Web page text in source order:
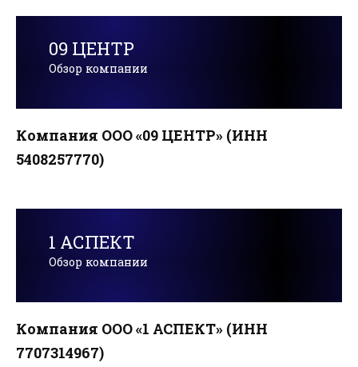
09 ЦЕНТР
Обзор компании
Компания ООО «09 ЦЕНТР» (ИНН
5408257770)
1 АСПЕКТ
Обзор компании
Компания ООО «1 АСПЕКТ» (ИНН
7707314967)